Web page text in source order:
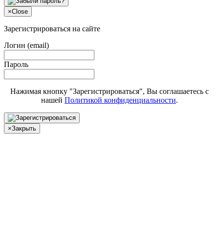
×Close
Зарегистрироваться на сайте
Логин (email)
Пароль
Нажимая кнопку "Зарегистрироваться", Вы соглашаетесь с
нашей Политикой конфиденциальности.
×Закрыть